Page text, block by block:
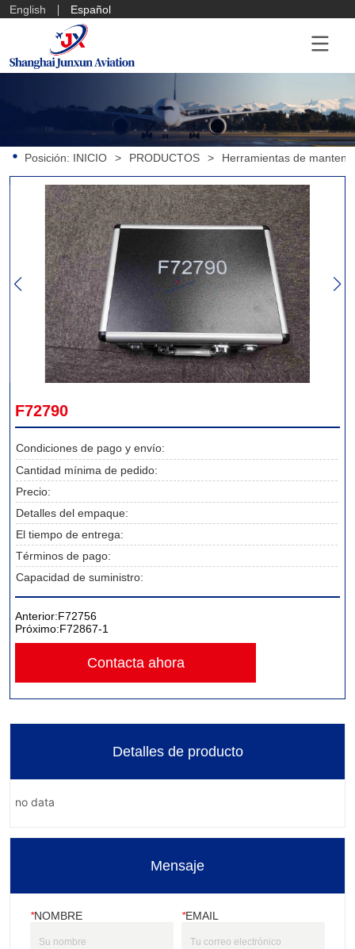
English Español
Posición: INICIO > PRODUCTOS > Herramientas de
F72790
Condiciones de pago y envío:
Cantidad mínima de pedido:
Precio:
Detalles del empaque:
El tiempo de entrega:
Términos de pago:
Capacidad de suministro:
Anterior:F72756
Próximo:F72867-1
Contacta ahora
Detalles de producto
no data
Mensaje
*NOMBRE *EMAIL